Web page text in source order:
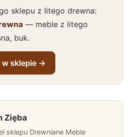
sklepu z litego drewna:
— meble z litego
buk.
w sklepie →
Zięba
sklepu Drewniane Meble